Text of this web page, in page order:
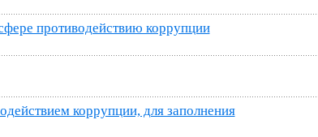
противодействию коррупции
коррупции, для заполнения